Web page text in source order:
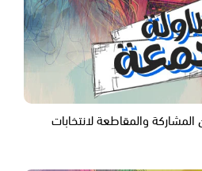
والمقاطعة لانتخابات